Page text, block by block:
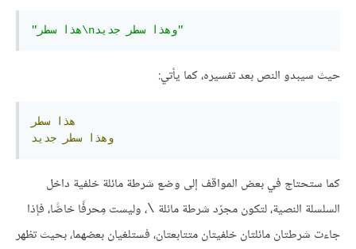
"هذا سطر\nوهذا سطر جديد"
حيث سيبدو النص بعد تفسيره، كما يأتي:
هذا
سطر
وهذا
سطر جديد
كما ستحتاج في بعض المواقف إلى وضع شرطة مائلة خلفية داخل
السلسلة النصية، لتكون مجرّد شرطة مائلة \، وليست مِحرفًا خاصًّا، فإذا
جاءت شرطتان مائلتان خلفيتان متتابعتان، فستلغيان بعضهما، بحيث تظهر